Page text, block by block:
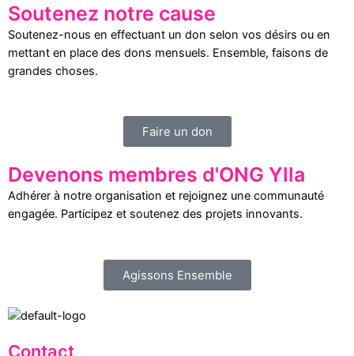
Soutenez notre cause
Soutenez-nous en effectuant un don selon vos désirs ou en
mettant en place des dons mensuels. Ensemble, faisons de
grandes choses.
Faire un don
Devenons membres d'ONG Ylla
Adhérer à notre organisation et rejoignez une communauté
engagée. Participez et soutenez des projets innovants.
Agissons Ensemble
Contact